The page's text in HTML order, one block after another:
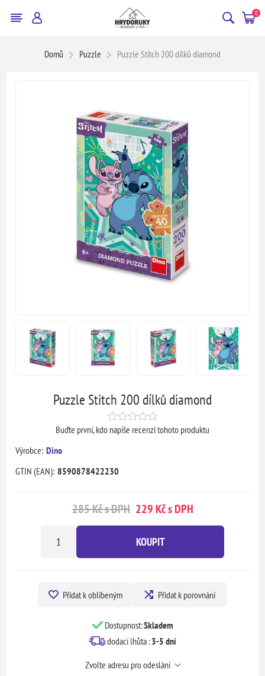
0
Domů Puzzle Puzzle Stitch 200 dílků diamond
Puzzle Stitch 200 dílků diamond
Buďte první, kdo napíše recenzi tohoto produktu
Výrobce: Dino
GTIN (EAN): 8590878422230
285 Kč s DPH 229 Kč s DPH
KOUPIT
Přidat k oblíbeným Přidat k porovnání
Dostupnost:Skladem
dodací lhůta :3-5 dní
Zvolte adresu pro odeslání